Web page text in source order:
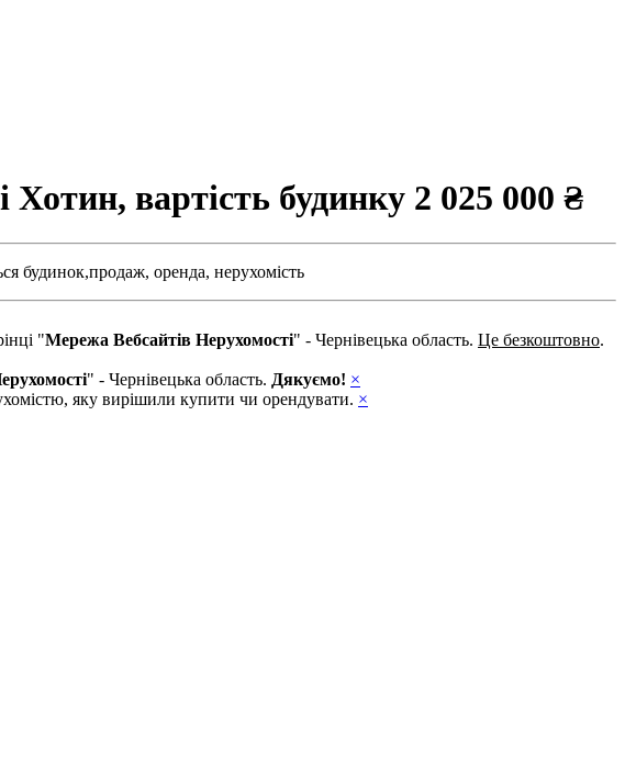
вартість будинку 2 025 000 ₴
будинок,продаж, оренда, нерухомість
"Мережа Вебсайтів Нерухомості" - Чернівецька область. Це безкоштовно.
" - Чернівецька область. Дякуємо! ×
яку вирішили купити чи орендувати. ×